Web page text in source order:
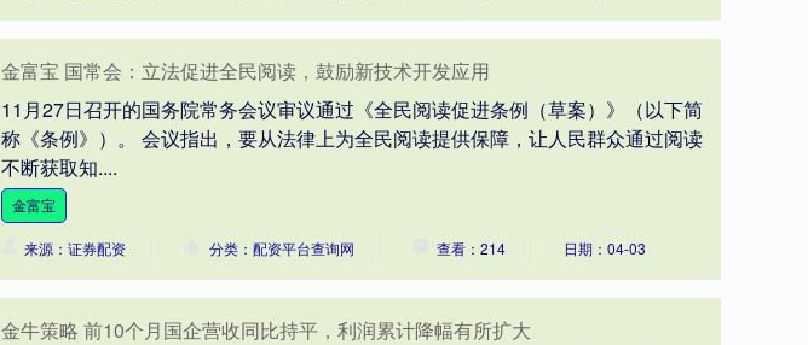
金富宝 国常会：立法促进全民阅读，鼓励新技术开发应用
11月27日召开的国务院常务会议审议通过《全民阅读促进条例（草案）》（以下简
称《条例》）。 会议指出，要从法律上为全民阅读提供保障，让人民群众通过阅读
不断获取知....
金富宝
来源：证券配资 分类：配资平台查询网 查看：214 日期：04-03
金牛策略 前10个月国企营收同比持平，利润累计降幅有所扩大